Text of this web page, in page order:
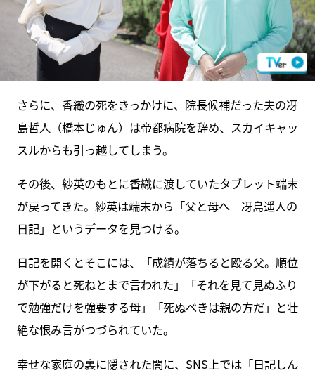
さらに、香織の死をきっかけに、院長候補だった夫の冴
島哲人（橋本じゅん）は帝都病院を辞め、スカイキャッ
スルからも引っ越してしまう。
その後、紗英のもとに香織に渡していたタブレット端末
が戻ってきた。紗英は端末から「父と母へ 冴島遥人の
日記」というデータを見つける。
日記を開くとそこには、「成績が落ちると殴る父。順位
が下がると死ねとまで言われた」「それを見て見ぬふり
で勉強だけを強要する母」「死ぬべきは親の方だ」と壮
絶な恨み言がつづられていた。
幸せな家庭の裏に隠された闇に、SNS上では「日記しん